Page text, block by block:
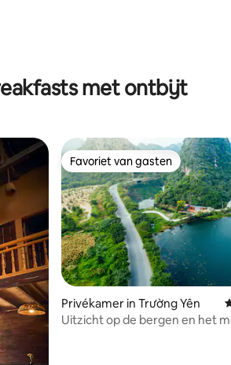
met ontbijt
Favoriet van gasten
Favoriet van gasten
Privékamer in Trường Yên
Uitzicht op de bergen en het